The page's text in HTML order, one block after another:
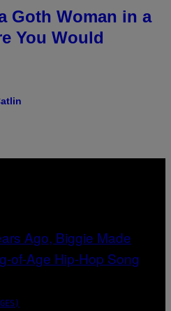
Goth Woman in a
You Would